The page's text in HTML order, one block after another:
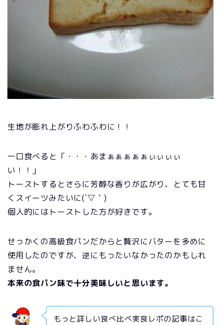
生地が膨れ上がりふわふわに！！
一口食べると「・・・あまぁぁぁぁぁぃぃぃぃ
い！！」
トーストするとさらに芳醇な香りが広がり、とても甘
くスイーツみたいに(´▽｀)
個人的にはトーストした方が好きです。
せっかくの高級食パンだからと贅沢にバターを多めに
使用したのですが、逆にもったいなかったのかもしれ
ません。
本来の食パン味で十分美味しいと思います。
もっと詳しい食べ比べ実食レポの記事はこ